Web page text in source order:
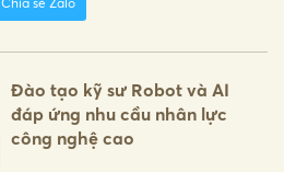
Đào tạo kỹ sư Robot và AI
đáp ứng nhu cầu nhân lực
công nghệ cao